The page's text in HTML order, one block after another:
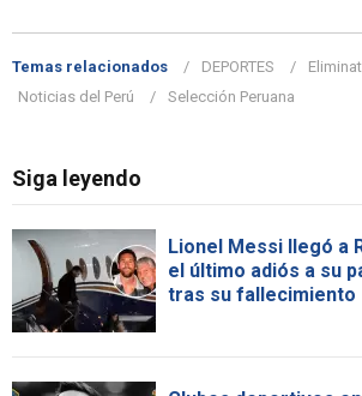
Temas relacionados DEPORTES
Noticias del Perú
Selección Peruana
Siga leyendo
Lionel Messi llegó a
el último adiós a su
tras su fallecimiento